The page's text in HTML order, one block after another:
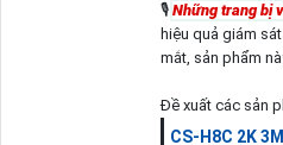
🎙 Những trang bị
hiệu quả giám
mắt, sản phẩm
Đề xuất các sản
CS-H8C 2K